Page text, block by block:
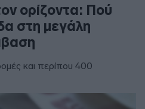
ορίζοντα: Πού
στη μεγάλη
και περίπου 400